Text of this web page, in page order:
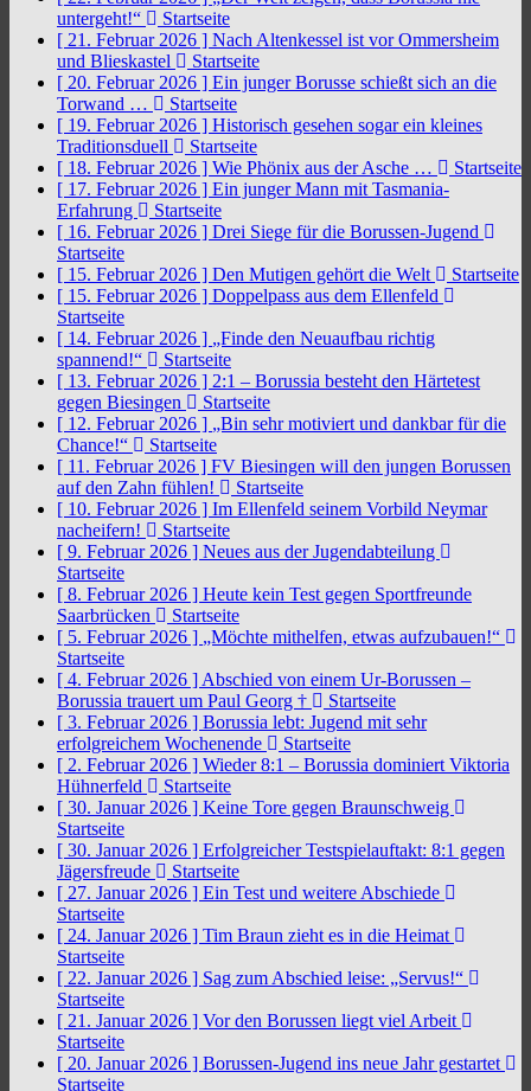
untergeht!“
Startseite
[ 21. Februar 2026 ] Nach Altenkessel ist vor Ommersheim
und Blieskastel
Startseite
[ 20. Februar 2026 ] Ein junger Borusse schießt sich an die
Torwand …
Startseite
[ 19. Februar 2026 ] Historisch gesehen sogar ein kleines
Traditionsduell
Startseite
[ 18. Februar 2026 ] Wie Phönix aus der Asche …
Startseite
[ 17. Februar 2026 ] Ein junger Mann mit Tasmania-
Erfahrung
Startseite
[ 16. Februar 2026 ] Drei Siege für die Borussen-Jugend
Startseite
[ 15. Februar 2026 ] Den Mutigen gehört die Welt
Startseite
[ 15. Februar 2026 ] Doppelpass aus dem Ellenfeld
Startseite
[ 14. Februar 2026 ] „Finde den Neuaufbau richtig
spannend!“
Startseite
[ 13. Februar 2026 ] 2:1 – Borussia besteht den Härtetest
gegen Biesingen
Startseite
[ 12. Februar 2026 ] „Bin sehr motiviert und dankbar für die
Chance!“
Startseite
[ 11. Februar 2026 ] FV Biesingen will den jungen Borussen
auf den Zahn fühlen!
Startseite
[ 10. Februar 2026 ] Im Ellenfeld seinem Vorbild Neymar
nacheifern!
Startseite
[ 9. Februar 2026 ] Neues aus der Jugendabteilung
Startseite
[ 8. Februar 2026 ] Heute kein Test gegen Sportfreunde
Saarbrücken
Startseite
[ 5. Februar 2026 ] „Möchte mithelfen, etwas aufzubauen!“
Startseite
[ 4. Februar 2026 ] Abschied von einem Ur-Borussen –
Borussia trauert um Paul Georg †
Startseite
[ 3. Februar 2026 ] Borussia lebt: Jugend mit sehr
erfolgreichem Wochenende
Startseite
[ 2. Februar 2026 ] Wieder 8:1 – Borussia dominiert Viktoria
Hühnerfeld
Startseite
[ 30. Januar 2026 ] Keine Tore gegen Braunschweig
Startseite
[ 30. Januar 2026 ] Erfolgreicher Testspielauftakt: 8:1 gegen
Jägersfreude
Startseite
[ 27. Januar 2026 ] Ein Test und weitere Abschiede
Startseite
[ 24. Januar 2026 ] Tim Braun zieht es in die Heimat
Startseite
[ 22. Januar 2026 ] Sag zum Abschied leise: „Servus!“
Startseite
[ 21. Januar 2026 ] Vor den Borussen liegt viel Arbeit
Startseite
[ 20. Januar 2026 ] Borussen-Jugend ins neue Jahr gestartet
Startseite